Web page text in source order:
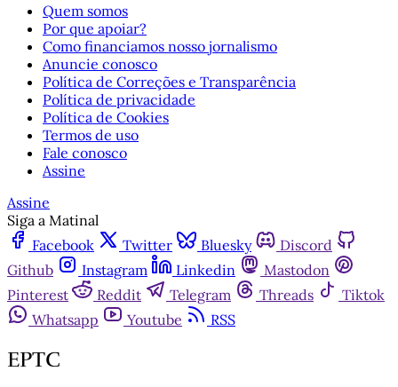
Quem somos
Por que apoiar?
Como financiamos nosso jornalismo
Anuncie conosco
Política de Correções e Transparência
Política de privacidade
Política de Cookies
Termos de uso
Fale conosco
Assine
Assine
Siga a Matinal
Facebook
Twitter Bluesky
Discord
Github
Instagram Linkedin
Mastodon
Pinterest
Reddit Telegram Threads
Tiktok
Whatsapp
Youtube RSS
EPTC